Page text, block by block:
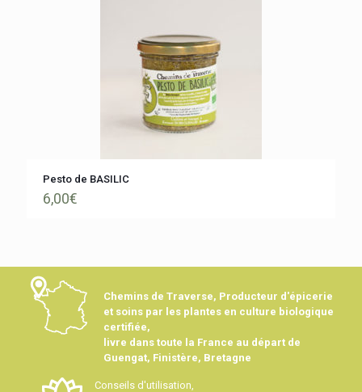
Pesto de BASILIC
6,00€
Chemins de Traverse, Producteur d'épicerie
et soins par les plantes en culture biologique
certifiée,
livre dans toute la France au départ de
Guengat, Finistère, Bretagne
Conseils d'utilisation,